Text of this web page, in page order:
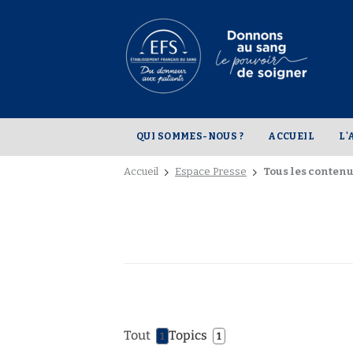
QUI SOMMES-NOUS ? ACCUEIL
Accueil Espace Presse Tous les
Tout 1 Topics 1